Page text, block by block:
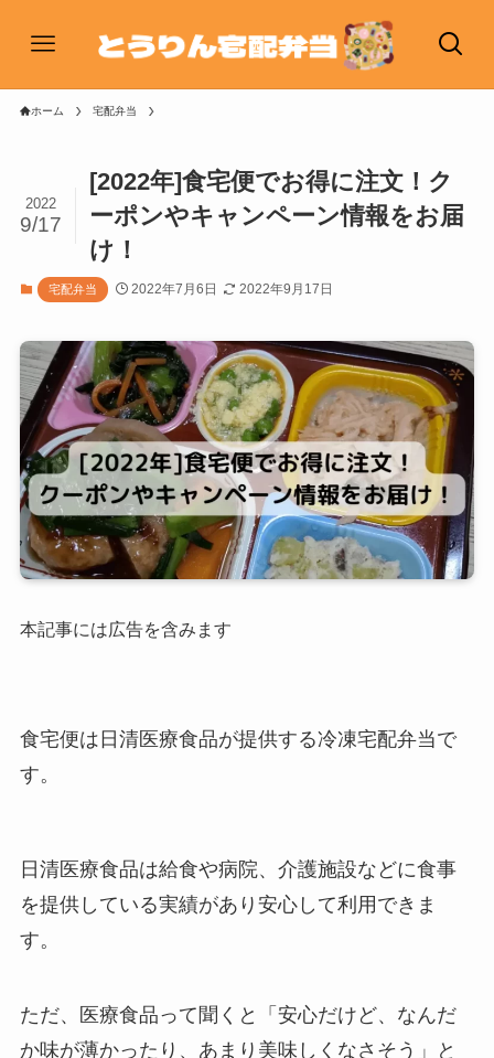
ホーム 宅配弁当
[2022年]食宅便でお得に注文！ク
ーポンやキャンペーン情報をお届
け！
2022
9/17
宅配弁当 2022年7月6日 2022年9月17日
本記事には広告を含みます
食宅便は日清医療食品が提供する冷凍宅配弁当で
す。
日清医療食品は給食や病院、介護施設などに食事
を提供している実績があり安心して利用できま
す。
ただ、医療食品って聞くと「安心だけど、なんだ
か味が薄かったり、あまり美味しくなさそう」と